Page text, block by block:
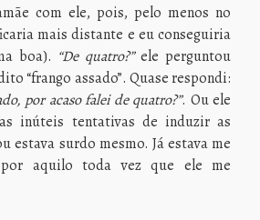
com ele, pois, pelo menos no
mais distante e eu conseguiria
boa). “De quatro?”ele perguntou
“frango assado”. Quase respondi:
por acaso falei de quatro?”. Ou ele
inúteis tentativas de induzir as
estava surdo mesmo. Já estava me
por aquilo toda vez que ele me